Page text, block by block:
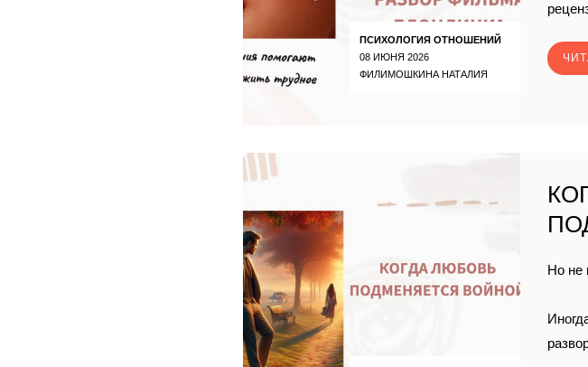
ПСИХОЛОГИЯ ОТНОШЕНИЙ
08 ИЮНЯ 2026
ФИЛИМОШКИНА НАТАЛИЯ
Но не